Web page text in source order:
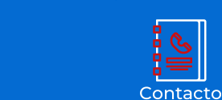
Contacto